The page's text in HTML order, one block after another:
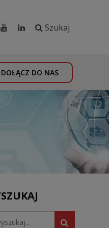
Szukaj
DOŁĄCZ DO NAS